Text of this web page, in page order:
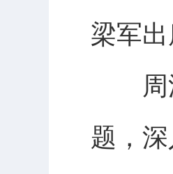
梁军出
周洪
题，